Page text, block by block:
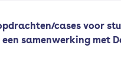
cases voor
samenwerking met